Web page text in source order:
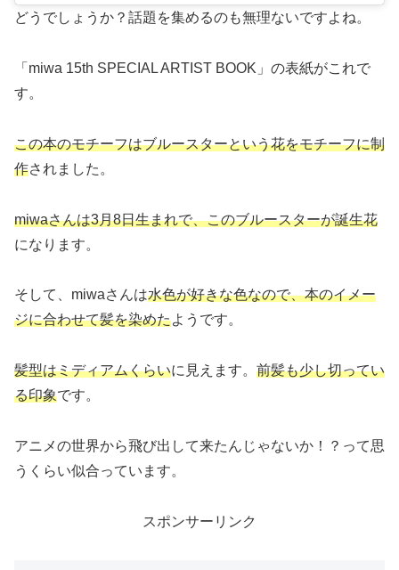
どうでしょうか？話題を集めるのも無理ないですよね。
「miwa 15th SPECIAL ARTIST BOOK」の表紙がこれで
す。
この本のモチーフはブルースターという花をモチーフに制
作されました。
miwaさんは3月8日生まれで、このブルースターが誕生花
になります。
そして、miwaさんは水色が好きな色なので、本のイメー
ジに合わせて髪を染めたようです。
髪型はミディアムくらいに見えます。 前髪も少し切ってい
る印象です。
アニメの世界から飛び出して来たんじゃないか！？って思
うくらい似合っています。
スポンサーリンク